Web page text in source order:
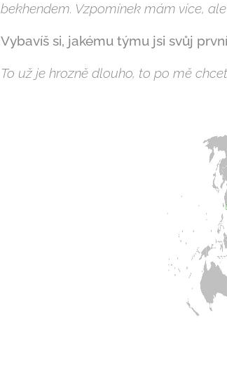
bekhendem. Vzpomínek mám více,
Vybavíš si, jakému týmu jsi svůj
To už je hrozně dlouho, to po mě